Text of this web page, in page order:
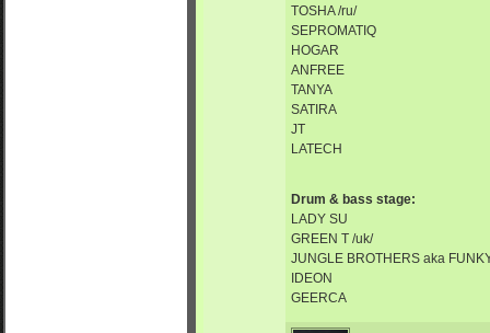
TOSHA /ru/
SEPROMATIQ
HOGAR
ANFREE
TANYA
SATIRA
JT
LATECH
Drum & bass stage:
LADY SU
GREEN T /uk/
JUNGLE BROTHERS aka
IDEON
GEERCA